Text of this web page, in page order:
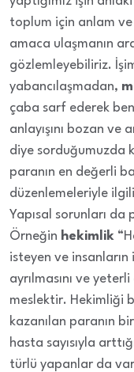
toplum için anlam
amaca ulaşmanın
gözlemleyebiliriz.
yabancılaşmadan,
çaba sarf ederek
anlayışını bozan ve
diye sorduğumuzda
paranın en değerli
düzenlemeleriyle ilgili
Yapısal sorunları
Örneğin hekimlik
isteyen ve
ayrılmasını ve
meslektir. Hekimliği
kazanılan paranın
hasta sayısıyla
türlü yapanlar da